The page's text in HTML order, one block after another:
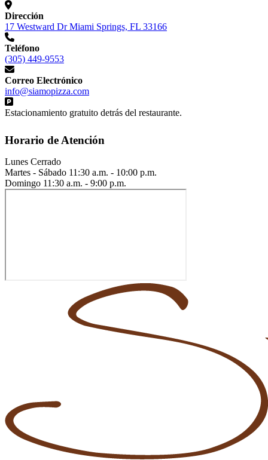
Dirección
17 Westward Dr Miami Springs, FL 33166
Teléfono
(305) 449-9553
Correo Electrónico
info@siamopizza.com
Estacionamiento gratuito detrás del restaurante.
Horario de Atención
Lunes Cerrado
Martes - Sábado 11:30 a.m. - 10:00 p.m.
Domingo 11:30 a.m. - 9:00 p.m.